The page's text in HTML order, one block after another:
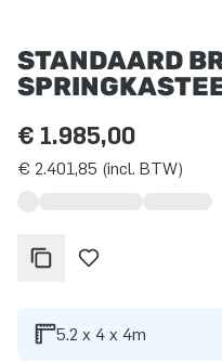
STANDAARD
€ 1.985,00
€ 2.401,85 (incl. BTW)
5.2 x 4 x 4m